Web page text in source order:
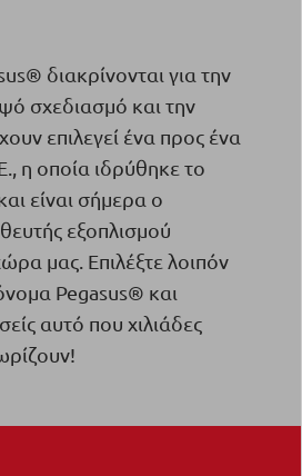
διακρίνονται για την
σχεδιασμό και την
επιλεγεί ένα προς ένα
η οποία ιδρύθηκε το
είναι σήμερα o
εξοπλισμού
μας. Επιλέξτε λοιπόν
Pegasus® και
αυτό που χιλιάδες